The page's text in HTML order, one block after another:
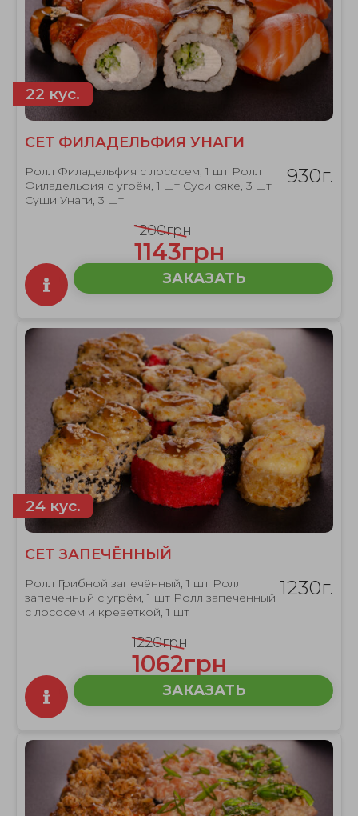
22 кус.
СЕТ ФИЛАДЕЛЬФИЯ УНАГИ
Ролл Филадельфия с лососем, 1 шт Ролл
Филадельфия с угрём, 1 шт Суси сяке, 3 шт
Суши Унаги, 3 шт
930г.
1200грн
1143грн
ЗАКАЗАТЬ
24 кус.
СЕТ ЗАПЕЧЁННЫЙ
Ролл Грибной запечённый, 1 шт Ролл
запеченный с угрём, 1 шт Ролл запеченный
с лососем и креветкой, 1 шт
1230г.
1220грн
1062грн
ЗАКАЗАТЬ